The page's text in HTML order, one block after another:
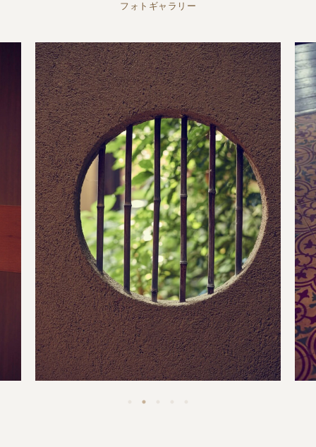
フォトギャラリー